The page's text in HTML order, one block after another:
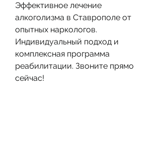
Эффективное лечение
алкоголизма в Ставрополе от
опытных наркологов.
Индивидуальный подход и
комплексная программа
реабилитации. Звоните прямо
сейчас!